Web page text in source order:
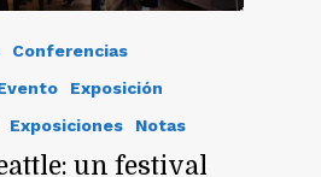
Conferencias
Exposición
Exposiciones Notas
un festival